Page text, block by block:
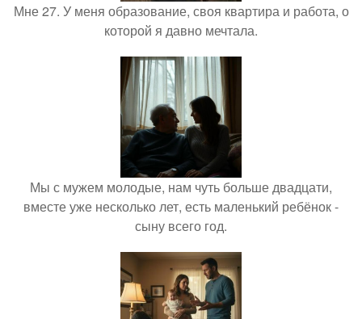
Мне 27. У меня образование, своя квартира и работа, о
которой я давно мечтала.
Мы с мужем молодые, нам чуть больше двадцати,
вместе уже несколько лет, есть маленький ребёнок -
сыну всего год.